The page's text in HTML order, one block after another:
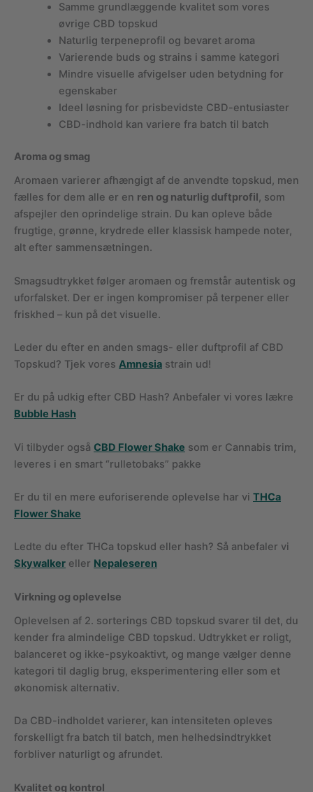
Samme grundlæggende kvalitet som vores
øvrige CBD topskud
Naturlig terpeneprofil og bevaret aroma
Varierende buds og strains i samme kategori
Mindre visuelle afvigelser uden betydning for
egenskaber
Ideel løsning for prisbevidste CBD-entusiaster
CBD-indhold kan variere fra batch til batch
Aroma og smag
Aromaen varierer afhængigt af de anvendte topskud, men
fælles for dem alle er en ren og naturlig duftprofil, som
afspejler den oprindelige strain. Du kan opleve både
frugtige, grønne, krydrede eller klassisk hampede noter,
alt efter sammensætningen.
Smagsudtrykket følger aromaen og fremstår autentisk og
uforfalsket. Der er ingen kompromiser på terpener eller
friskhed – kun på det visuelle.
Leder du efter en anden smags- eller duftprofil af CBD
Topskud? Tjek vores Amnesia strain ud!
Er du på udkig efter CBD Hash? Anbefaler vi vores lækre
Bubble Hash
Vi tilbyder også CBD Flower Shake som er Cannabis trim,
leveres i en smart “rulletobaks” pakke
Er du til en mere euforiserende oplevelse har vi THCa
Flower Shake
Ledte du efter THCa topskud eller hash? Så anbefaler vi
Skywalker eller Nepaleseren
Virkning og oplevelse
Oplevelsen af 2. sorterings CBD topskud svarer til det, du
kender fra almindelige CBD topskud. Udtrykket er roligt,
balanceret og ikke-psykoaktivt, og mange vælger denne
kategori til daglig brug, eksperimentering eller som et
økonomisk alternativ.
Da CBD-indholdet varierer, kan intensiteten opleves
forskelligt fra batch til batch, men helhedsindtrykket
forbliver naturligt og afrundet.
Kvalitet og kontrol